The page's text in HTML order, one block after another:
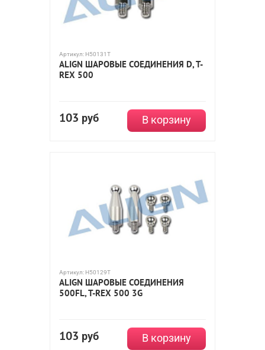
Артикул: H50131T
ALIGN ШАРОВЫЕ СОЕДИНЕНИЯ D, T-
REX 500
103 руб В корзину
Артикул: H50129T
ALIGN ШАРОВЫЕ СОЕДИНЕНИЯ
500FL, T-REX 500 3G
103 руб В корзину